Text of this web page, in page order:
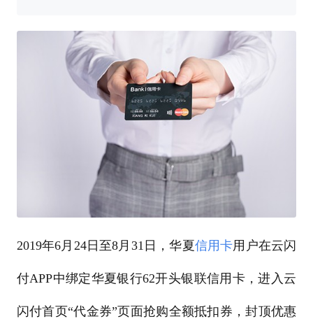
2019年6月24日至8月31日，华夏信用卡用户在云闪
付APP中绑定华夏银行62开头银联信用卡，进入云
闪付首页“代金券”页面抢购全额抵扣券，封顶优惠